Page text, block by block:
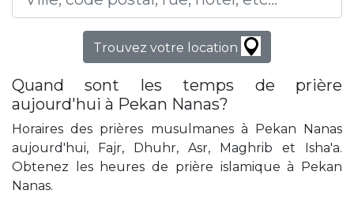
Trouvez votre location
Quand sont les temps de prière
aujourd'hui à Pekan Nanas?
Horaires des prières musulmanes à Pekan Nanas
aujourd'hui, Fajr, Dhuhr, Asr, Maghrib et Isha'a.
Obtenez les heures de prière islamique à Pekan
Nanas.